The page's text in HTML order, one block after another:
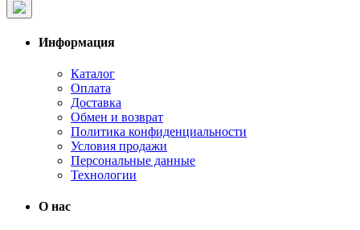
Информация
Каталог
Оплата
Доставка
Обмен и возврат
Политика конфиденциальности
Условия продажи
Персональные данные
Технологии
О нас